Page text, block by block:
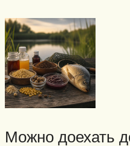
Можно доехать